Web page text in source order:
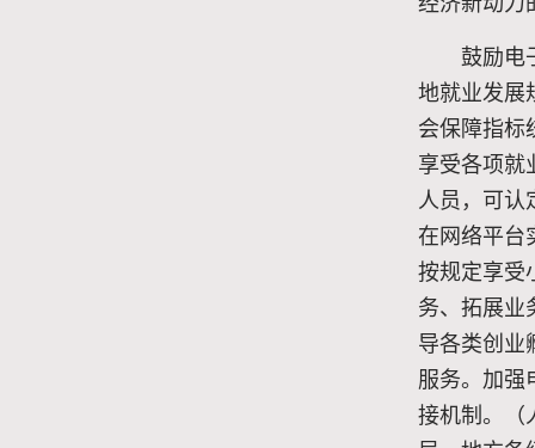
鼓励电
地就业发展
会保障指标
享受各项就
人员，可认
在网络平台
按规定享受
务、拓展业
导各类创业
服务。加强
接机制。（